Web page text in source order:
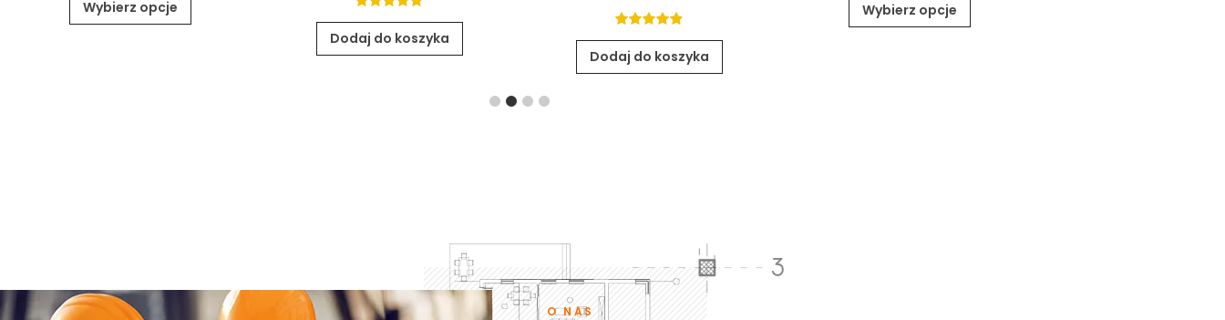
of 5
Wybierz opcje
4.90out
of 5
Dodaj do koszyka 4.86out
of 5
Dodaj do koszyka
Wybierz opcje
O NAS